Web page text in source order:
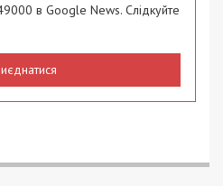
в Google News. Слідкуйте